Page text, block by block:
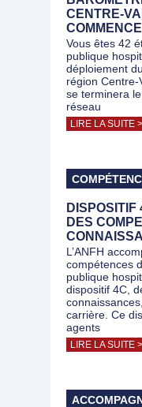
CENTRE-
COMMENCE
Vous êtes 42
publique
déploiement
région
se terminera
réseau
LIRE LA SUITE >
DES
L’ANFH
compétences
publique
dispositif 4C,
carrière. Ce
agents
LIRE LA SUITE >